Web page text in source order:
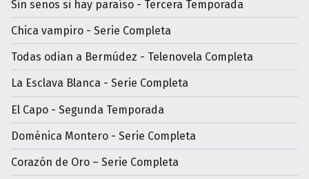
Sin senos si hay paraíso - Tercera Temporada
Chica vampiro - Serie Completa
Todas odian a Bermúdez - Telenovela Completa
La Esclava Blanca - Serie Completa
El Capo - Segunda Temporada
Doménica Montero - Serie Completa
Corazón de Oro – Serie Completa